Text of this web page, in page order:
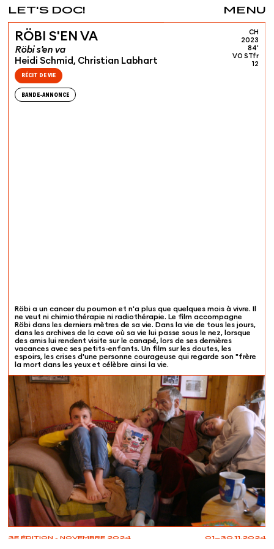
01—30.11.2024
3E ÉDITION - NOVEMBRE 2024
MENU
LET'S DOC!
RÖBI S'EN VA
Röbi s'en va
Heidi Schmid, Christian Labhart
RÉCIT DE VIE
BANDE-ANNONCE
CH
2023
84'
VO STfr
12
Röbi a un cancer du poumon et n'a plus que quelques mois à vivre. Il
ne veut ni chimiothérapie ni radiothérapie. Le film accompagne
Röbi dans les derniers mètres de sa vie. Dans la vie de tous les jours,
dans les archives de la cave où sa vie lui passe sous le nez, lorsque
des amis lui rendent visite sur le canapé, lors de ses dernières
vacances avec ses petits-enfants. Un film sur les doutes, les
espoirs, les crises d'une personne courageuse qui regarde son "frère
la mort dans les yeux et célèbre ainsi la vie.